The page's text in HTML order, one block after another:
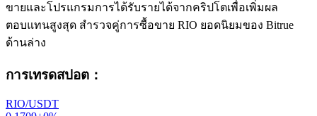
ขายและโปรแกรมการได้รับรายได้จากคริปโตเพื่อเพิ่มผล
ตอบแทนสูงสุด สำรวจคู่การซื้อขาย RIO ยอดนิยมของ Bitrue
ด้านล่าง
การเทรดสปอต ：
RIO/USDT